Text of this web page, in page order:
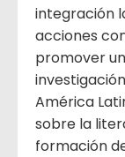
integración
acciones
promover
América
sobre la
formación